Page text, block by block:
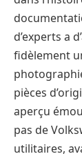
d’experts a
fidèlement
pièces
aperçu
pas de
utilitaires,